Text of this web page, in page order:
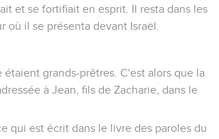
et se fortifiait en esprit. Il resta dans les
où il se présenta devant Israël.
grands-prêtres. C'est alors que la
à Jean, fils de Zacharie, dans le
qui est écrit dans le livre des paroles du